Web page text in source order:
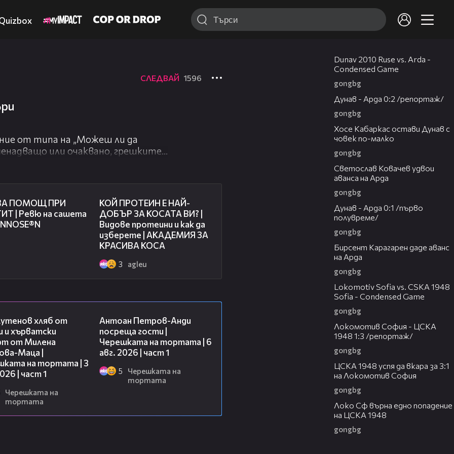
СЛЕДВАЙ 1596
от типа на „Можеш ли да
или очаквано, грешките
да снимат видеа, които да
за споделяне (било то Vbox7,
кадри от Canon Ixus
studio и други
ми: Аглю
Когато се чудех какъв домейн да
"аглю" (нейното гукане) и аз
две години по-късно, сигурно
:)
ПОМОЩ ПРИ
| Ревю на сашета
КОЙ ПРОТЕИН Е НАЙ-
ДОБЪР ЗА КОСАТА ВИ? |
Видове протеини и как да
изберете | АКАДЕМИЯ ЗА
КРАСИВА КОСА
3 agleu
хляб от
и хърватски
от Милена
Маца |
на тортата | 3
| част 1
Черешката на
тортата
Антоан Петров-Анди
посреща гости |
Черешката на тортата | 6
авг. 2026 | част 1
5
Черешката на
тортата
Dunav 2010 Ruse vs. Arda -
Condensed Game
gongbg
Дунав - Арда 0:2 /репортаж/
gongbg
Хосе Кабаркас остави Дунав с
човек по-малко
gongbg
Светослав Ковачев удвои
аванса на Арда
gongbg
Дунав - Арда 0:1 /първо
полувреме/
gongbg
Бирсент Карагарен даде аванс
на Арда
gongbg
Lokomotiv Sofia vs. CSKA 1948
Sofia - Condensed Game
gongbg
Локомотив София - ЦСКА
1948 1:3 /репортаж/
gongbg
ЦСКА 1948 успя да вкара за 3:1
на Локомотив София
gongbg
Локо Сф върна едно попадение
на ЦСКА 1948
gongbg